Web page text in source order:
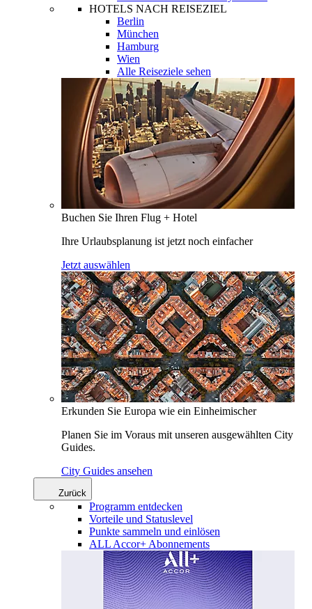
HOTELS NACH REISEZIEL
Berlin
München
Hamburg
Wien
Alle Reiseziele sehen
Buchen Sie Ihren Flug + Hotel
Ihre Urlaubsplanung ist jetzt noch einfacher
Jetzt auswählen
Erkunden Sie Europa wie ein Einheimischer
Planen Sie im Voraus mit unseren ausgewählten City
Guides.
City Guides ansehen
Zurück
Programm entdecken
Vorteile und Statuslevel
Punkte sammeln und einlösen
ALL Accor+ Abonnements